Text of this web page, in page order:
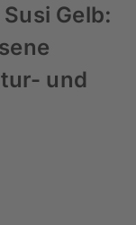
Gelb:
und